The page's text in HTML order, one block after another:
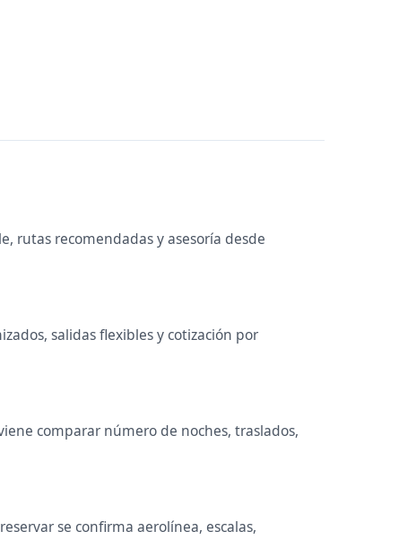
rutas recomendadas y asesoría desde
salidas flexibles y cotización por
comparar número de noches, traslados,
se confirma aerolínea, escalas,